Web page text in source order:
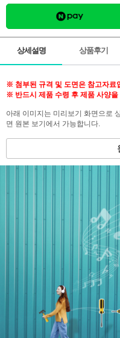
상세설명 상품후기
※ 첨부된 규격 및 도면은 참고자료
※ 반드시 제품 수령 후 제품 사양
아래 이미지는 미리보기 화면으로
면 원본 보기에서 가능합니다.